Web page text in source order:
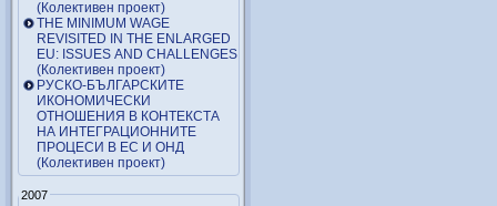
(Колективен проект)
THE MINIMUM WAGE
REVISITED IN THE ENLARGED
EU: ISSUES AND CHALLENGES
(Колективен проект)
РУСКО-БЪЛГАРСКИТЕ
ИКОНОМИЧЕСКИ
ОТНОШЕНИЯ В КОНТЕКСТА
НА ИНТЕГРАЦИОННИТЕ
ПРОЦЕСИ В ЕС И ОНД
(Колективен проект)
2007